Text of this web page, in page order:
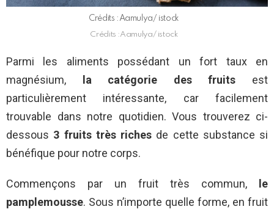
Crédits :Aamulya/ istock
Crédits :Aamulya/ istock
Parmi les aliments possédant un fort taux en
magnésium, la catégorie des fruits est
particulièrement intéressante, car facilement
trouvable dans notre quotidien. Vous trouverez ci-
dessous 3 fruits très riches de cette substance si
bénéfique pour notre corps.
Commençons par un fruit très commun, le
pamplemousse. Sous n’importe quelle forme, en fruit